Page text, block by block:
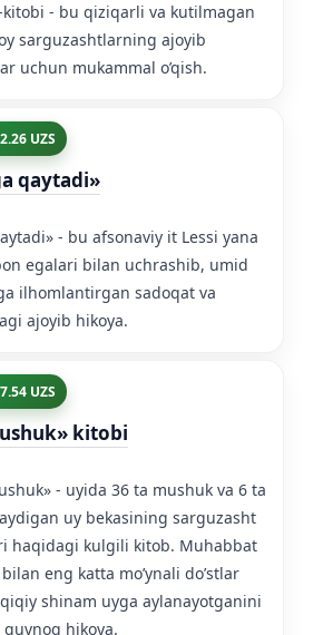
- bu qiziqarli va kutilmagan
sarguzashtlarning ajoyib
uchun mukammal o’qish.
UZS
qaytadi»
- bu afsonaviy it Lessi yana
egalari bilan uchrashib, umid
ilhomlantirgan sadoqat va
ajoyib hikoya.
UZS
kitobi
- uyida 36 ta mushuk va 6 ta
uy bekasining sarguzasht
haqidagi kulgili kitob. Muhabbat
bilan eng katta mo’ynali do’stlar
shinam uyga aylanayotganini
quvnoq hikoya.